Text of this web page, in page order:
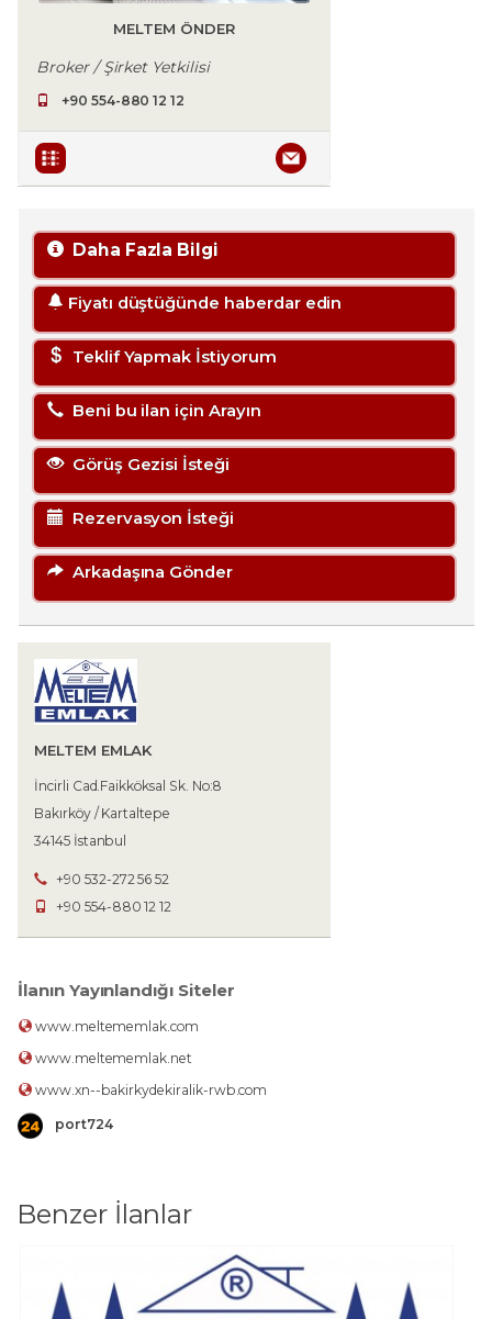
MELTEM ÖNDER
Broker / Şirket Yetkilisi
+90 554-880 12 12
Daha Fazla Bilgi
Fiyatı düştüğünde haberdar edin
Teklif Yapmak İstiyorum
Beni bu ilan için Arayın
Görüş Gezisi İsteği
Rezervasyon İsteği
Arkadaşına Gönder
MELTEM EMLAK
İncirli Cad.Faikköksal Sk. No:8
Bakırköy / Kartaltepe
34145 İstanbul
+90 532-272 56 52
+90 554-880 12 12
İlanın Yayınlandığı Siteler
www.meltememlak.com
www.meltememlak.net
www.xn--bakirkydekiralik-rwb.com
port724
Benzer İlanlar